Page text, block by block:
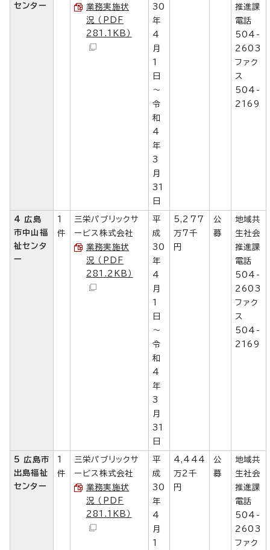
センター
業務実施状
況 （PDF
281.1KB）
30
年
4
月
1
日
～
令
和
4
年
3
月
31
日
推進課
電話
504-
2603
ファク
ス
504-
2169
4 広島
市中山福
祉センタ
ー
1
件
三栄パブリックサ
ービス株式会社
業務実施状
況 （PDF
281.2KB）
平
成
30
年
4
月
1
日
～
令
和
4
年
3
月
31
日
5,277
万7千
円
公
募
地域共
生社会
推進課
電話
504-
2603
ファク
ス
504-
2169
5 広島市
出島福祉
センター
1
件
三栄パブリックサ
ービス株式会社
業務実施状
況 （PDF
281.1KB）
平
成
30
年
4
月
1
4,444
万2千
円
公
募
地域共
生社会
推進課
電話
504-
2603
ファク